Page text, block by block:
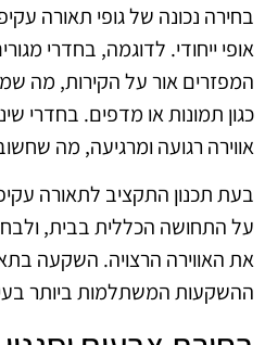
בחירה נכונה של גופי תאורה
אופי ייחודי. לדוגמה, בחדרי
המפזרים אור על הקירות, מה
כגון תמונות או מדפים. בחדרי
אווירה רגועה ומרגיעה, מה
בעת תכנון התקציב לתאורה
על התחושה הכללית בבית,
את האווירה הרצויה. השקעה
ההשקעות המשתלמות ביותר